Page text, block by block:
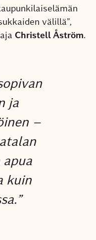
välillä”,
Christell Åström
ja
–
apua
kuin